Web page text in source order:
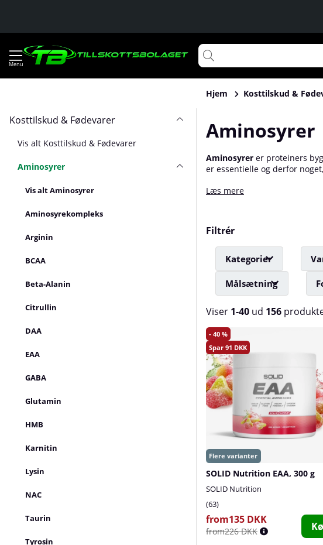
Hjem Kosttilskud &
Kosttilskud & Fødevarer
Vis alt Kosttilskud & Fødevarer
Aminosyrer
Vis alt Aminosyrer
Aminosyrekompleks
Arginin
BCAA
Beta-Alanin
Citrullin
DAA
EAA
GABA
Glutamin
HMB
Karnitin
Lysin
NAC
Taurin
Tyrosin
Aminosyrer
Aminosyrer er proteiners
er essentielle og derfor
også vist sig at bidrage til at
Læs mere
Filtrér
Kategorier
Målsætning
Viser 1-40 ud 156
Produkter
40
91
SOLID Nutrition EAA, 300 g
SOLID Nutrition
63
from135 DKK
from226 DKK